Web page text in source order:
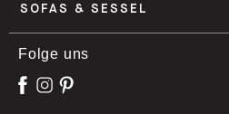
SOFAS & SESSEL
Folge uns